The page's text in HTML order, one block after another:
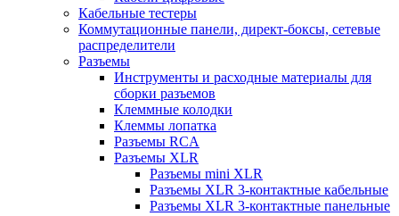
Кабельные тестеры
Коммутационные панели, директ-боксы, сетевые
распределители
Разъемы
Инструменты и расходные материалы для
сборки разъемов
Клеммные колодки
Клеммы лопатка
Разъемы RCA
Разъемы XLR
Разъемы mini XLR
Разъемы XLR 3-контактные кабельные
Разъемы XLR 3-контактные панельные